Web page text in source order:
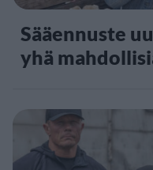
Sääennuste
yhä